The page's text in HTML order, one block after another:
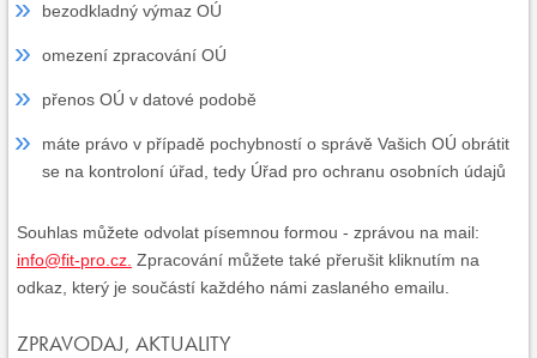
bezodkladný výmaz OÚ
omezení zpracování OÚ
přenos OÚ v datové podobě
máte právo v případě pochybností o správě Vašich OÚ obrátit
se na kontroloní úřad, tedy Úřad pro ochranu osobních údajů
Souhlas můžete odvolat písemnou formou - zprávou na mail:
info@fit-pro.cz. Zpracování můžete také přerušit kliknutím na
odkaz, který je součástí každého námi zaslaného emailu.
ZPRAVODAJ, AKTUALITY